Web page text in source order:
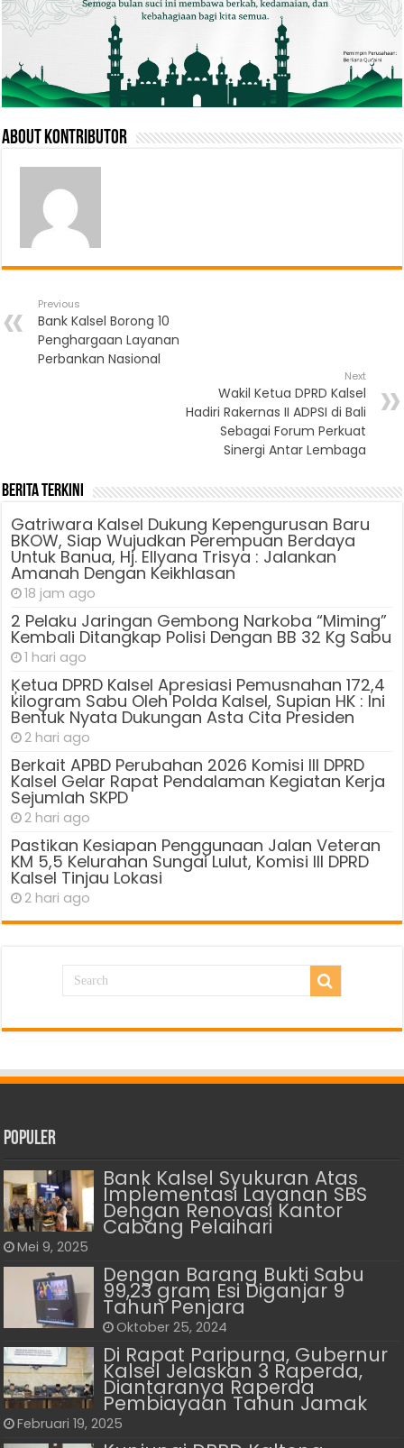
About Kontributor
Previous
Bank Kalsel Borong 10
Penghargaan Layanan
Perbankan Nasional
Next
Wakil Ketua DPRD Kalsel
Hadiri Rakernas II ADPSI di Bali
Sebagai Forum Perkuat
Sinergi Antar Lembaga
Berita Terkini
Gatriwara Kalsel Dukung Kepengurusan Baru
BKOW, Siap Wujudkan Perempuan Berdaya
Untuk Banua, Hj. Ellyana Trisya : Jalankan
Amanah Dengan Keikhlasan
18 jam ago
2 Pelaku Jaringan Gembong Narkoba “Miming”
Kembali Ditangkap Polisi Dengan BB 32 Kg Sabu
1 hari ago
Ķetua DPRD Kalsel Apresiasi Pemusnahan 172,4
kilogram Sabu Oleh Polda Kalsel, Supian HK : Ini
Bentuk Nyata Dukungan Asta Cita Presiden
2 hari ago
Berkait APBD Perubahan 2026 Komisi III DPRD
Kalsel Gelar Rapat Pendalaman Kegiatan Kerja
Sejumlah SKPD
2 hari ago
Pastikan Kesiapan Penggunaan Jalan Veteran
KM 5,5 Kelurahan Sungai Lulut, Komisi III DPRD
Kalsel Tinjau Lokasi
2 hari ago
Populer
Bank Kalsel Syukuran Atas
Implementasi Layanan SBS
Dengan Renovasi Kantor
Cabang Pelaihari
Mei 9, 2025
Dengan Barang Bukti Sabu
99,23 gram Esi Diganjar 9
Tahun Penjara
Oktober 25, 2024
Di Rapat Paripurna, Gubernur
Kalsel Jelaskan 3 Raperda,
Diantaranya Raperda
Pembiayaan Tahun Jamak
Februari 19, 2025